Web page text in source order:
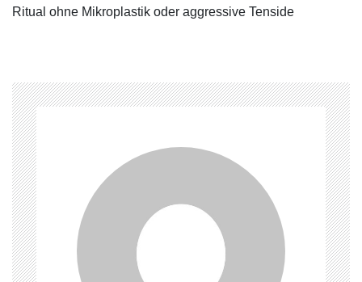
Ritual ohne Mikroplastik oder aggressive Tenside